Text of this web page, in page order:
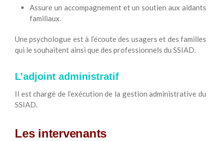
Assure un accompagnement et un soutien aux aidants
familiaux.
Une psychologue est à l’écoute des usagers et des familles
qui le souhaitent ainsi que des professionnels du SSIAD.
L’adjoint administratif
Il est chargé de l’exécution de la gestion administrative du
SSIAD.
Les intervenants